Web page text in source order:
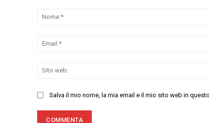
Salva il mio nome, la mia email e il mio sito web in